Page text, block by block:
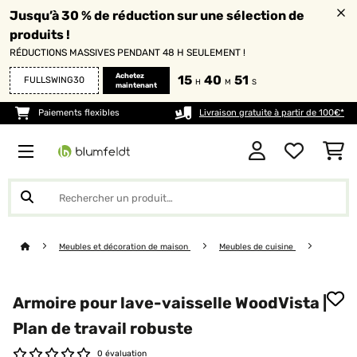
Jusqu’à 30 % de réduction sur une sélection de
produits !
RÉDUCTIONS MASSIVES PENDANT 48 H SEULEMENT !
FULLSWING30
Achetez
maintenant
15 H 40 M 49 S
Paiements flexibles Livraison gratuite à partir de 100€*
Meubles et décoration de maison Meubles de cuisine
Armoire pour lave-vaisselle WoodVista |
Plan de travail robuste
0 évaluation